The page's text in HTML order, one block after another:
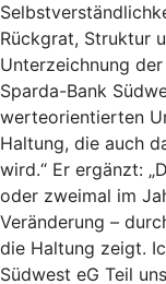
Rückgrat, Struktur
Unterzeichnung
Sparda-Bank
werteorientierten
Haltung, die auch
wird.“ Er ergänzt:
oder zweimal im
Veränderung –
die Haltung zeigt.
Südwest eG Teil